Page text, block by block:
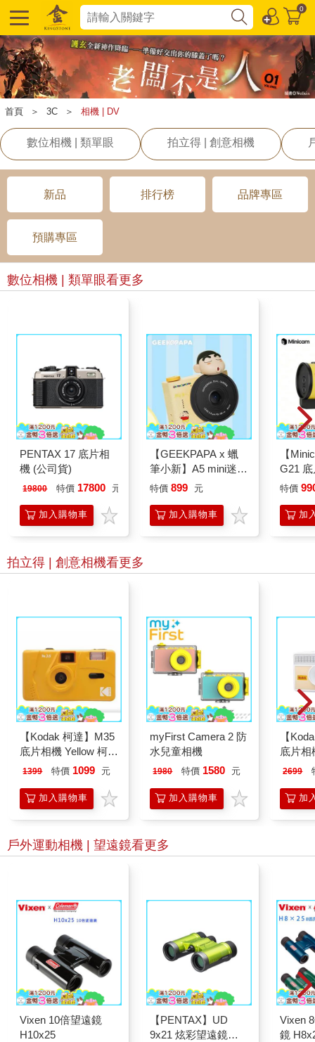
0
首頁 ＞ 3C ＞ 相機 | DV
數位相機 | 類單眼 拍立得 | 創意相機
新品 排行榜 品牌專區
預購專區
數位相機 | 類單眼看更多
PENTAX 17 底片相
機 (公司貨)
19800 特價 17800 元
加入購物車
【GEEKPAPA x 蠟
筆小新】A5 mini迷你
數位相機
特價 899 元
加入購物車
【
G21
數位迷
特價
加
拍立得 | 創意相機看更多
【Kodak 柯達】M35
底片相機 Yellow 柯達
黃
1399 特價 1099 元
加入購物車
myFirst Camera 2 防
水兒童相機
1980 特價 1580 元
加入購物車
【
底片相
功能
2699
加
戶外運動相機 | 望遠鏡看更多
Vixen 10倍望遠鏡
H10x25
【PENTAX】UD
9x21 炫彩望遠鏡－
Vixen
鏡